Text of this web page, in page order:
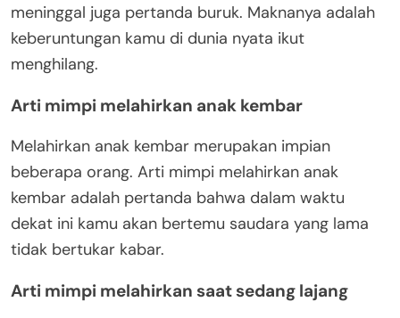
meninggal juga pertanda buruk. Maknanya adalah
keberuntungan kamu di dunia nyata ikut
menghilang.
Arti mimpi melahirkan anak kembar
Melahirkan anak kembar merupakan impian
beberapa orang. Arti mimpi melahirkan anak
kembar adalah pertanda bahwa dalam waktu
dekat ini kamu akan bertemu saudara yang lama
tidak bertukar kabar.
Arti mimpi melahirkan saat sedang lajang